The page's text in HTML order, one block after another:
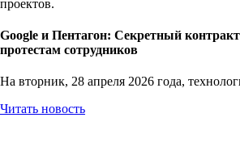
Google и Пентагон: Секретный
протестам сотрудников
На вторник, 28 апреля 2026 года,
Читать новость